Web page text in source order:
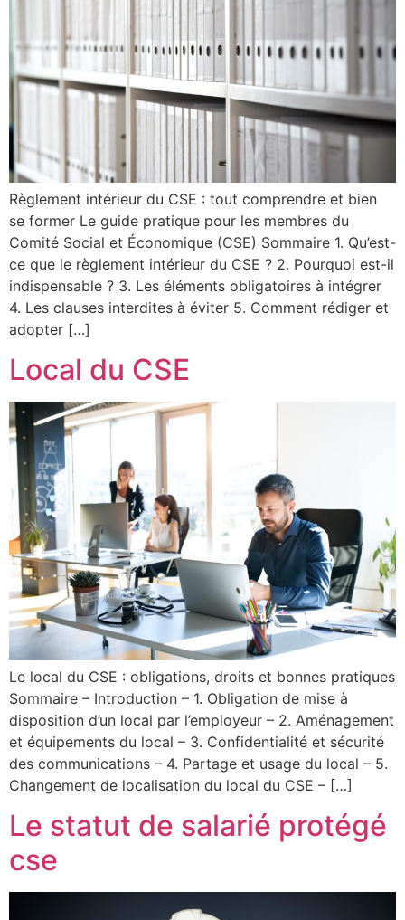
Règlement intérieur du CSE : tout comprendre et bien
se former Le guide pratique pour les membres du
Comité Social et Économique (CSE) Sommaire 1. Qu’est-
ce que le règlement intérieur du CSE ? 2. Pourquoi est-il
indispensable ? 3. Les éléments obligatoires à intégrer
4. Les clauses interdites à éviter 5. Comment rédiger et
adopter […]
Local du CSE
Le local du CSE : obligations, droits et bonnes pratiques
Sommaire – Introduction – 1. Obligation de mise à
disposition d’un local par l’employeur – 2. Aménagement
et équipements du local – 3. Confidentialité et sécurité
des communications – 4. Partage et usage du local – 5.
Changement de localisation du local du CSE – […]
Le statut de salarié protégé
cse